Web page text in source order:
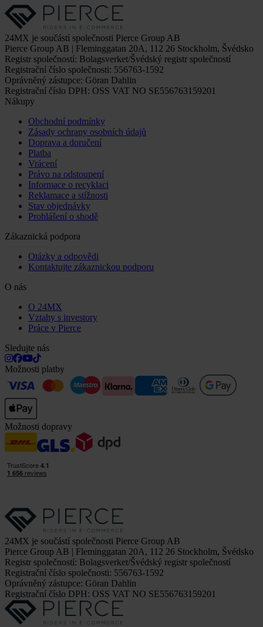
24MX je součástí společnosti Pierce Group AB
Pierce Group AB | Fleminggatan 20A, 112 26 Stockholm, Švédsko
Registr společností: Bolagsverket/Švédský registr společností
Registrační číslo společnosti: 556763-1592
Oprávněný zástupce: Göran Dahlin
Registrační číslo DPH: OSS VAT NO SE556763159201
Nákupy
Obchodní podmínky
Zásady ochrany osobních údajů
Doprava a doručení
Platba
Vrácení
Právo na odstoupení
Informace o recyklaci
Reklamace a stížnosti
Stav objednávky
Prohlášení o shodě
Zákaznická podpora
Otázky a odpovědi
Kontaktujte zákaznickou podporu
O nás
O 24MX
Vztahy s investory
Práce v Pierce
Sledujte nás
Možnosti platby
Možnosti dopravy
24MX je součástí společnosti Pierce Group AB
Pierce Group AB | Fleminggatan 20A, 112 26 Stockholm, Švédsko
Registr společností: Bolagsverket/Švédský registr společností
Registrační číslo společnosti: 556763-1592
Oprávněný zástupce: Göran Dahlin
Registrační číslo DPH: OSS VAT NO SE556763159201